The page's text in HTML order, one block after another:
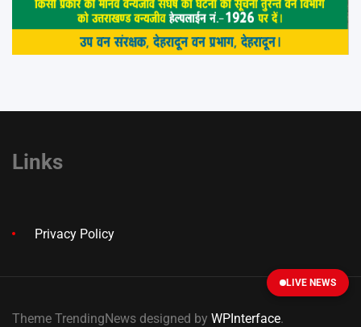
Links
Privacy Policy
Theme TrendingNews designed by WPInterface.
LIVE NEWS